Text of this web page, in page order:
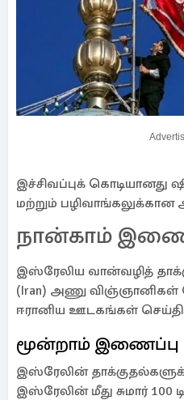
இச்சிவப்புக் கொடியானது
மற்றும் பழிவாங்கலுக்கான
நான்காம்
இஸ்ரேலிய வான்வழித்
(Iran) அணு
ஈரானிய ஊடகங்கள்
மூன்றாம் இணைப்பு
இஸ்ரேலின்
இஸ்ரேலின் மீது சுமார்